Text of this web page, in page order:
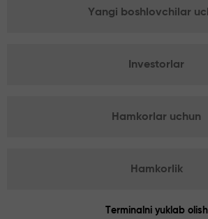
Yangi boshlovchilar
Investorlar
Hamkorlar uchun
Hamkorlik
Terminalni yuklab olish